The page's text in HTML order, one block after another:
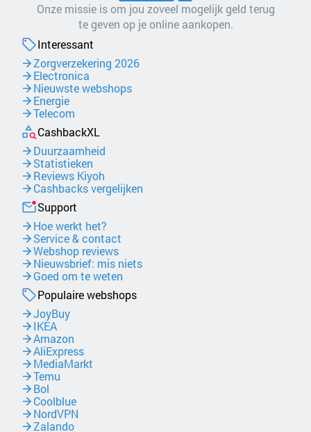
Onze missie is om jou zoveel mogelijk geld terug
te geven op je online aankopen.
Interessant
Zorgverzekering 2026
Electronica
Nieuwste webshops
Energie
Telecom
CashbackXL
Duurzaamheid
Statistieken
Reviews Kiyoh
Cashbacks vergelijken
Support
Hoe werkt het?
Service & contact
Webshop reviews
Nieuwsbrief: mis niets
Goed om te weten
Populaire webshops
JoyBuy
IKEA
Amazon
AliExpress
MediaMarkt
Temu
Bol
Coolblue
NordVPN
Zalando